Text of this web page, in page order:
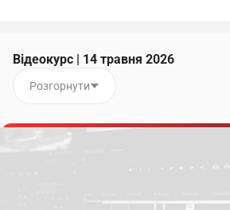
Відеокурс | 14 травня 2026
Розгорнути